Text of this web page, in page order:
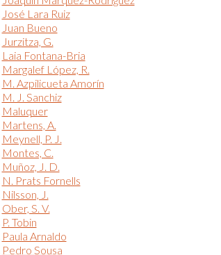
José Lara Ruiz
Juan Bueno
Jurzitza, G.
Laia Fontana-Bria
Margalef López, R.
M. Azpilicueta Amorín
M. J. Sanchiz
Maluquer
Martens, A.
Meynell, P. J.
Montes, C.
Muñoz, J. D.
N. Prats Fornells
Nilsson, J.
Ober, S. V.
P. Tobin
Paula Arnaldo
Pedro Sousa